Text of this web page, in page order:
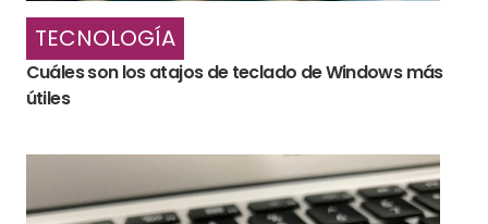
TECNOLOGÍA
Cuáles son los atajos de teclado de Windows más
útiles